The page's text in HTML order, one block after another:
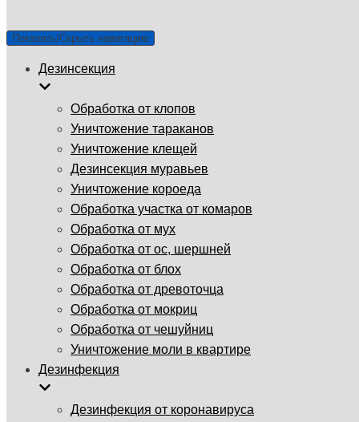
Показать/Скрыть навигацию
Дезинсекция
Обработка от клопов
Уничтожение тараканов
Уничтожение клещей
Дезинсекция муравьев
Уничтожение короеда
Обработка участка от комаров
Обработка от мух
Обработка от ос, шершней
Обработка от блох
Обработка от древоточца
Обработка от мокриц
Обработка от чешуйниц
Уничтожение моли в квартире
Дезинфекция
Дезинфекция от коронавируса